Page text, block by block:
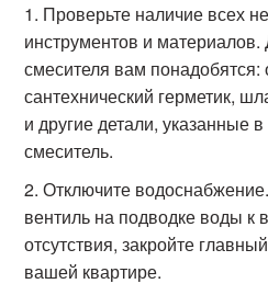
Проверьте наличие всех
инструментов и материалов.
смесителя вам понадобятся:
сантехнический герметик,
и другие детали, указанные
смеситель.
Отключите
вентиль на подводке воды к
отсутствия, закройте
вашей квартире.